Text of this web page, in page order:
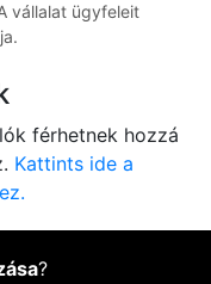
vállalat ügyfeleit
férhetnek hozzá
Kattints ide a
?